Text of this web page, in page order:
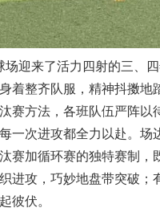
场迎来了活力四射的三、
着整齐队服，精神抖擞
赛方法，各班队伍严阵
一次进攻都全力以赴。
赛加循环赛的独特赛制
进攻，巧妙地盘带突破
彼伏。